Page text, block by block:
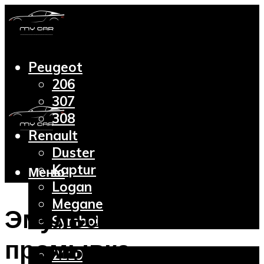
Peugeot
206
307
308
Renault
Duster
Kaptur
Logan
Megane
Symbol
Lada
2110
Меню
Эмульсия в масле:
промывка